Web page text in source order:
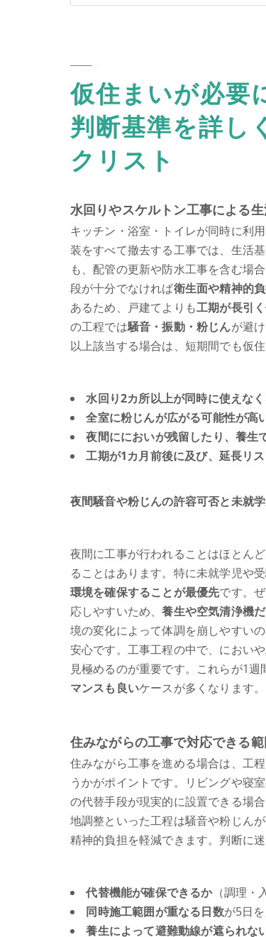
リフォーム仮住まいに関する
仮住まいが必要
判断基準を詳し
クリスト
水回りやスケルトン工事による
キッチン・浴室・トイレが同時に利
装をすべて撤去する工事では、生活
も、配管の更新や防水工事を含む場
段が十分でなければ衛生面や精神的
あるため、戸建てよりも工期が長引
の工程では騒音・振動・粉じんが避
以上該当する場合は、短期間でも仮
水回り2カ所以上が同時に使えな
全室に粉じんが広がる可能性が高
夜間ににおいが残留したり、養生
工期が1カ月前後に及び、延長リ
夜間騒音や粉じんの許容可否と未就
夜間に工事が行われることはほとんど
ることはあります。特に未就学児や
環境を確保することが最優先です。
応しやすいため、養生や空気清浄機
境の変化によって体調を崩しやすいの
安心です。工事工程の中で、におい
見極めるのが重要です。これらが1
マンスも良いケースが多くなります。
住みながらの工事で対応できる
住みながら工事を進める場合は、工
うかがポイントです。リビングや寝
の代替手段が現実的に設置できる場
地調整といった工程は騒音や粉じんが
精神的負担を軽減できます。判断に
代替機能が確保できるか（調理・
同時施工範囲が重なる日数が5日
養生によって避難動線が遮られな